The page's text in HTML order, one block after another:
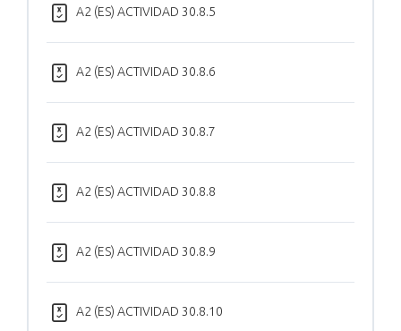
A2 (ES) ACTIVIDAD 30.8.5
A2 (ES) ACTIVIDAD 30.8.6
A2 (ES) ACTIVIDAD 30.8.7
A2 (ES) ACTIVIDAD 30.8.8
A2 (ES) ACTIVIDAD 30.8.9
A2 (ES) ACTIVIDAD 30.8.10